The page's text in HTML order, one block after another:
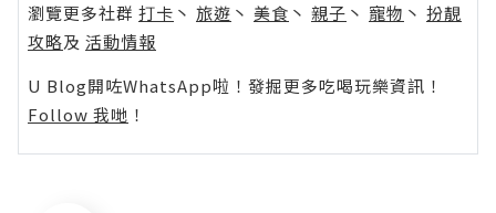
瀏覽更多社群 打卡 丶 旅遊 丶 美食 丶 親子 丶 寵物 丶 扮靚
攻略及 活動情報
U Blog開咗WhatsApp啦！發掘更多吃喝玩樂資訊！
Follow 我哋 ！